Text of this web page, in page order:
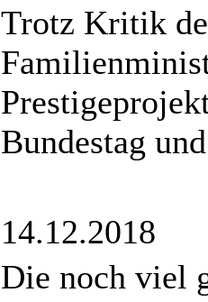
Trotz Kritik
Bundestag
14.12.2018
Die noch viel